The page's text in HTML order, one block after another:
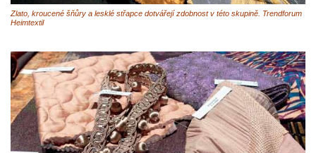
Zlato, kroucené šňůry a lesklé střapce dotvářejí zdobnost v této skupině. Trendforum
Heimtextil